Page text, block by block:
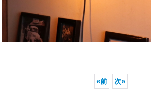
«前 次»